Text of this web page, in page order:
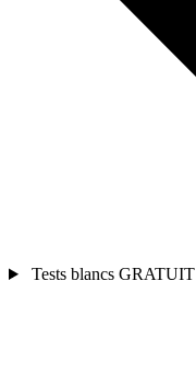
Tests blancs GRATUIT